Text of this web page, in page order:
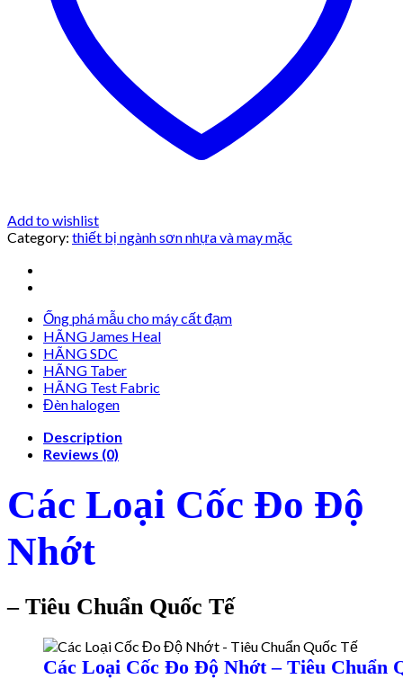
Add to wishlist
Category: thiết bị ngành sơn nhựa và may mặc
Ống phá mẫu cho máy cất đạm
HÃNG James Heal
HÃNG SDC
HÃNG Taber
HÃNG Test Fabric
Đèn halogen
Description
Reviews (0)
Các Loại Cốc Đo Độ
Nhớt
– Tiêu Chuẩn Quốc Tế
Các Loại Cốc Đo Độ Nhớt – Tiêu Chuẩn